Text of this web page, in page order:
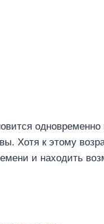
Хотя к этому
и находить